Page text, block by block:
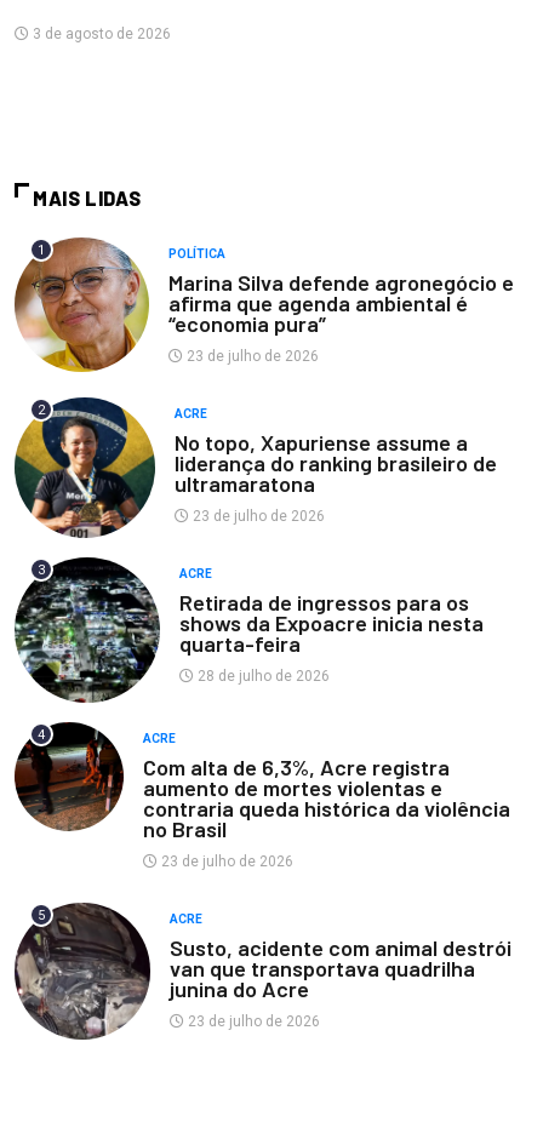
3 de agosto de 2026
MAIS LIDAS
1 POLÍTICA
Marina Silva defende agronegócio e
afirma que agenda ambiental é
“economia pura”
23 de julho de 2026
2 ACRE
No topo, Xapuriense assume a
liderança do ranking brasileiro de
ultramaratona
23 de julho de 2026
3 ACRE
Retirada de ingressos para os
shows da Expoacre inicia nesta
quarta-feira
28 de julho de 2026
4 ACRE
Com alta de 6,3%, Acre registra
aumento de mortes violentas e
contraria queda histórica da violência
no Brasil
23 de julho de 2026
5 ACRE
Susto, acidente com animal destrói
van que transportava quadrilha
junina do Acre
23 de julho de 2026